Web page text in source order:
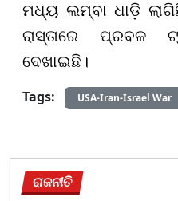
ମଧ୍ୟ ଲମ୍ବା ଧାଡ଼ି
ରାସ୍ତାରେ ପ୍ରବଳ
ଦେଖାଇଛି।
Tags:
USA-Iran-Israel War
ରାଜନୀତି